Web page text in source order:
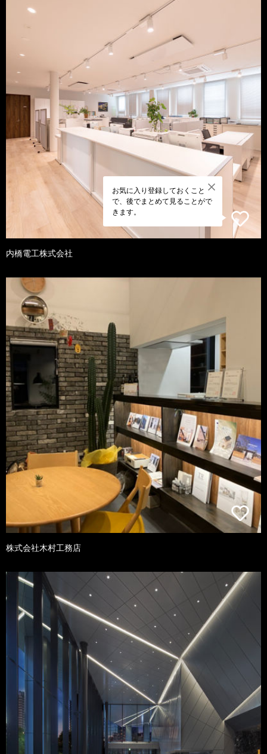
お気に入り登録しておくこと
で、後でまとめて見ることがで
きます。
内橋電工株式会社
株式会社木村工務店